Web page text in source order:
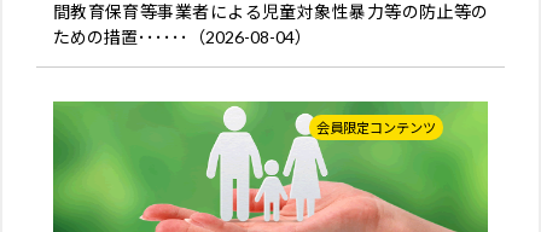
間教育保育等事業者による児童対象性暴力等の防止等の
ための措置･･････（2026-08-04）
会員限定コンテンツ